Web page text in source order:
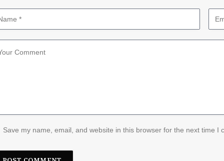
Save my name, email, and website in this browser for the next time I